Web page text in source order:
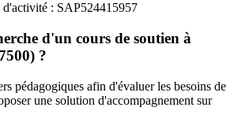
: SAP524415957
d'un cours de soutien à
?
pédagogiques afin d'évaluer les besoins de
une solution d'accompagnement sur